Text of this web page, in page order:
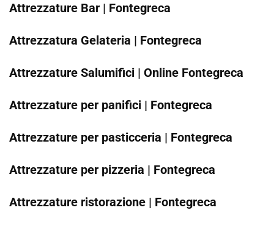
Attrezzature Bar | Fontegreca
Attrezzatura Gelateria | Fontegreca
Attrezzature Salumifici | Online Fontegreca
Attrezzature per panifici | Fontegreca
Attrezzature per pasticceria | Fontegreca
Attrezzature per pizzeria | Fontegreca
Attrezzature ristorazione | Fontegreca